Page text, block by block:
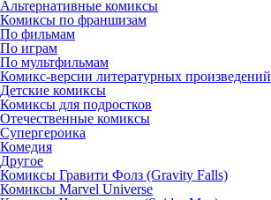
Альтернативные комиксы
Комиксы по франшизам
По фильмам
По играм
По мультфильмам
Комикс-версии литературных произведений
Детские комиксы
Комиксы для подростков
Отечественные комиксы
Супергероика
Комедия
Другое
Комиксы Гравити Фолз (Gravity Falls)
Комиксы Marvel Universe